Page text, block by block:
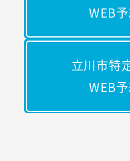
WEB
立川市特
WEB